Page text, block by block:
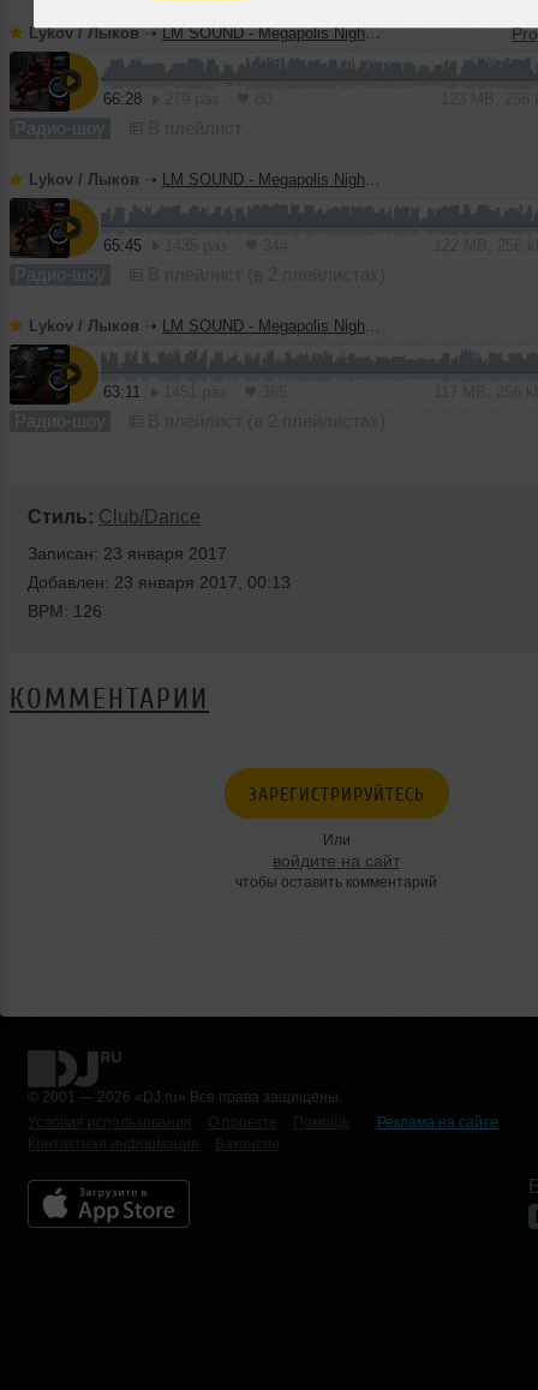
Lykov / Лыков ➝LM SOUND - Megapolis Night 14.07.2026
66:28
Радио-шоу
Lykov / Лыков ➝ LM SOUND - Megapolis Night 07.07.2026
65:45
Радио-шоу
Lykov / Лыков ➝ LM SOUND - Megapolis Night 30.06.2026
63:11
Радио-шоу
Стиль: Club/Dance
Записан: 23 января 2017
Добавлен: 23 января 2017, 00:13
BPM: 126
КОММЕНТАРИИ
ЗАРЕГИСТРИРУЙТЕСЬ
Или
войдите на сайт
чтобы оставить комментарий
© 2001 — 2026 «DJ.ru» Все права защищены.
Условия использования
О проекте Помощь
Реклама на сайте
Контактная информация
Вакансии